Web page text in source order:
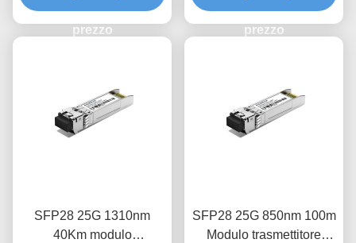
prezzo prezzo
SFP28 25G 1310nm
40Km modulo
SFP28 25G 850nm 100m
Modulo trasmettitore